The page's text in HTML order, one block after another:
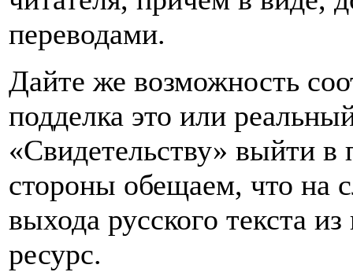
переводами.
Дайте же возможность
подделка это или
«Свидетельству» выйти
стороны обещаем, что на
выхода русского текста
ресурс.